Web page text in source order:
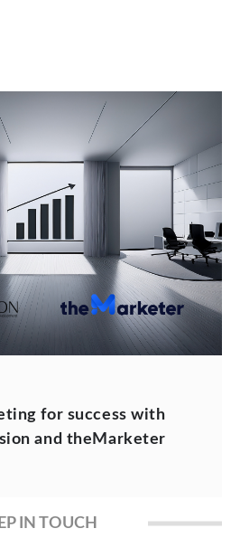
for success with
and theMarketer
IN TOUCH